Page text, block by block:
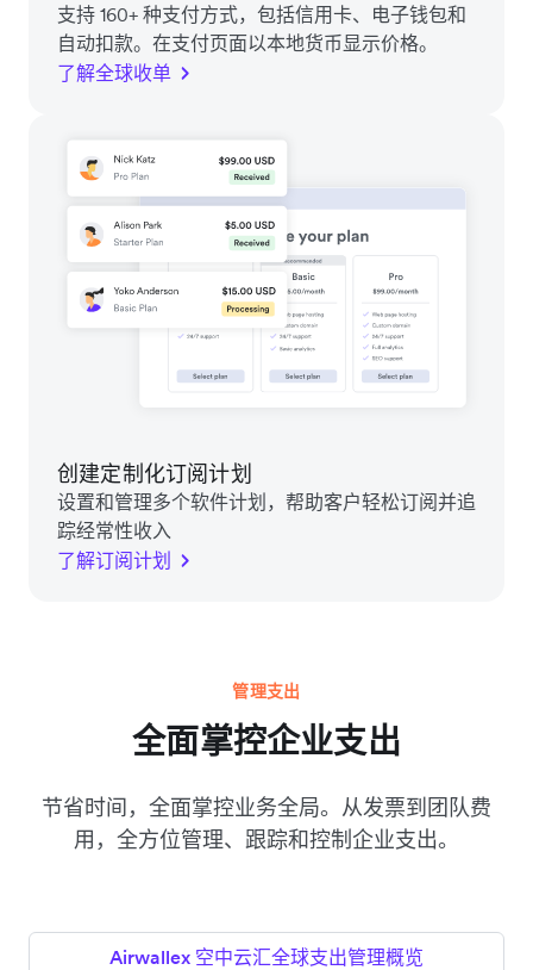
支持 160+ 种支付方式，包括信用卡、电子钱包和
自动扣款。在支付页面以本地货币显示价格。
了解全球收单
创建定制化订阅计划
设置和管理多个软件计划，帮助客户轻松订阅并追
踪经常性收入
了解订阅计划
管理支出
全面掌控企业支出
节省时间，全面掌控业务全局。从发票到团队费
用，全方位管理、跟踪和控制企业支出。
Airwallex 空中云汇全球支出管理概览